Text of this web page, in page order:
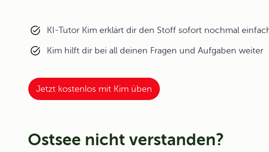
KI-Tutor Kim erklärt dir den Stoff sofort nochmal
Kim hilft dir bei all deinen Fragen und Aufgaben weiter
Jetzt kostenlos mit Kim üben
Ostsee nicht verstanden?